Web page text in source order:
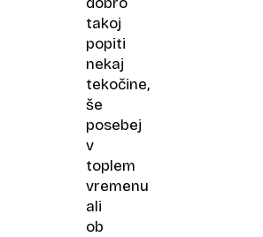
takoj
popiti
nekaj
tekočine,
še
posebej
v
toplem
vremenu
ali
ob